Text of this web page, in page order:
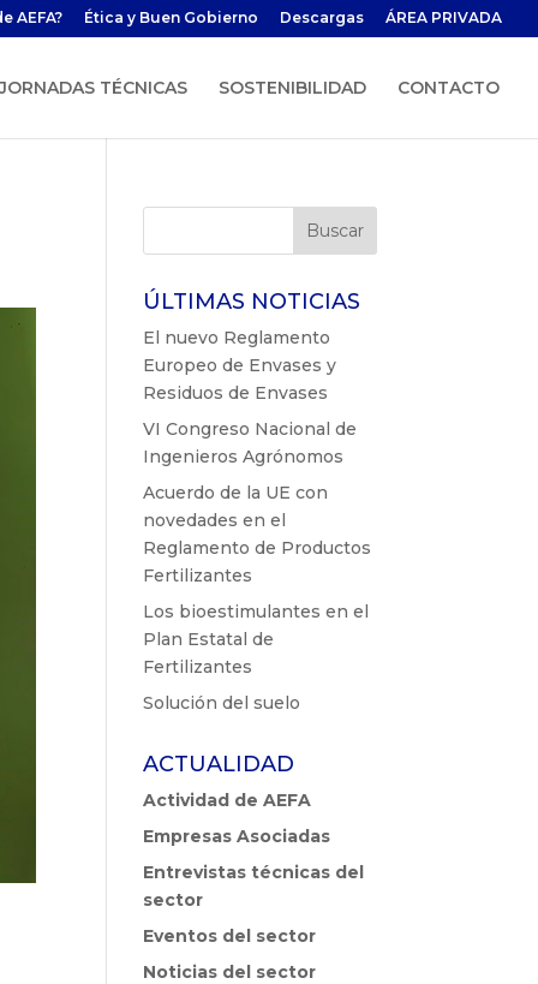
AEFA? Ética y Buen Gobierno Descargas ÁREA PRIVADA
JORNADAS TÉCNICAS SOSTENIBILIDAD CONTACTO
ÚLTIMAS NOTICIAS
El nuevo Reglamento
Europeo de Envases y
Residuos de Envases
VI Congreso Nacional de
Ingenieros Agrónomos
Acuerdo de la UE con
novedades en el
Reglamento de Productos
Fertilizantes
Los bioestimulantes en el
Plan Estatal de
Fertilizantes
Solución del suelo
ACTUALIDAD
Actividad de AEFA
Empresas Asociadas
Entrevistas técnicas del
sector
Eventos del sector
Noticias del sector